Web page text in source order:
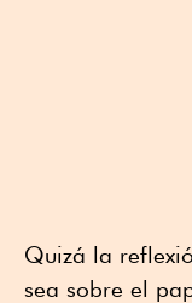
Quizá la
sea sobre el